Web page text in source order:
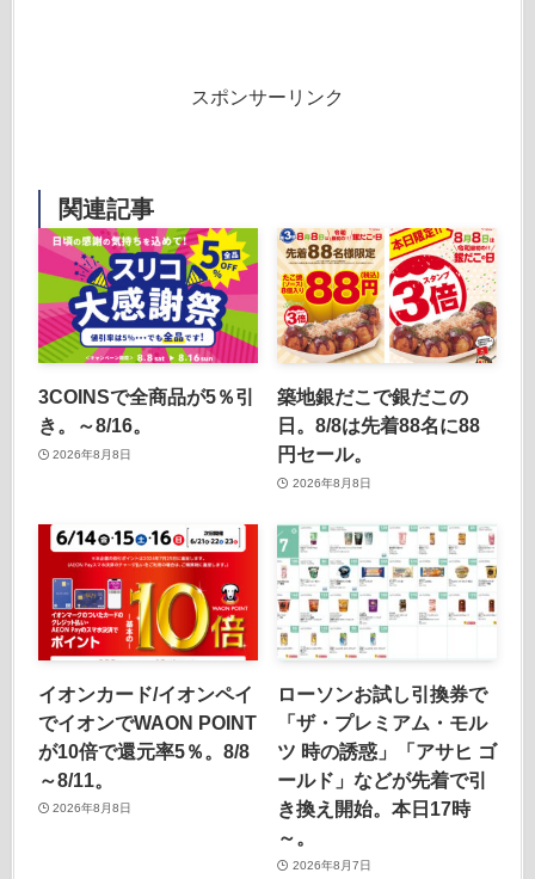
スポンサーリンク
関連記事
3COINSで全商品が5％引
き。～8/16。
2026年8月8日
築地銀だこで銀だこの
日。8/8は先着88名に88
円セール。
2026年8月8日
イオンカード/イオンペイ
でイオンでWAON POINT
が10倍で還元率5％。8/8
～8/11。
2026年8月8日
ローソンお試し引換券で
「ザ・プレミアム・モル
ツ 時の誘惑」「アサヒ ゴ
ールド」などが先着で引
き換え開始。本日17時
～。
2026年8月7日